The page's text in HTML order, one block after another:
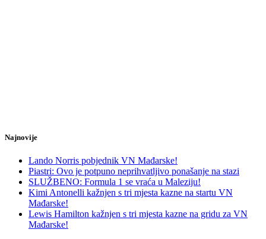
Najnovije
Lando Norris pobjednik VN Mađarske!
Piastri: Ovo je potpuno neprihvatljivo ponašanje na stazi
SLUŽBENO: Formula 1 se vraća u Maleziju!
Kimi Antonelli kažnjen s tri mjesta kazne na startu VN
Mađarske!
Lewis Hamilton kažnjen s tri mjesta kazne na gridu za VN
Mađarske!